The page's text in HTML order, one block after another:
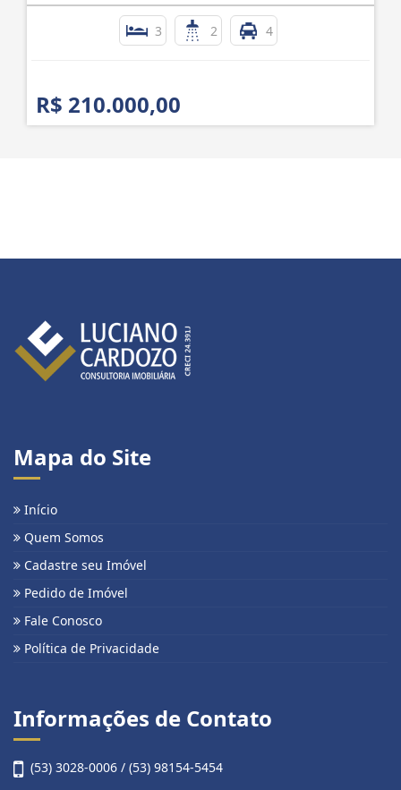
3 2 4
R$ 210.000,00
Mapa do Site
Início
Quem Somos
Cadastre seu Imóvel
Pedido de Imóvel
Fale Conosco
Política de Privacidade
Informações de Contato
(53) 3028-0006 / (53) 98154-5454